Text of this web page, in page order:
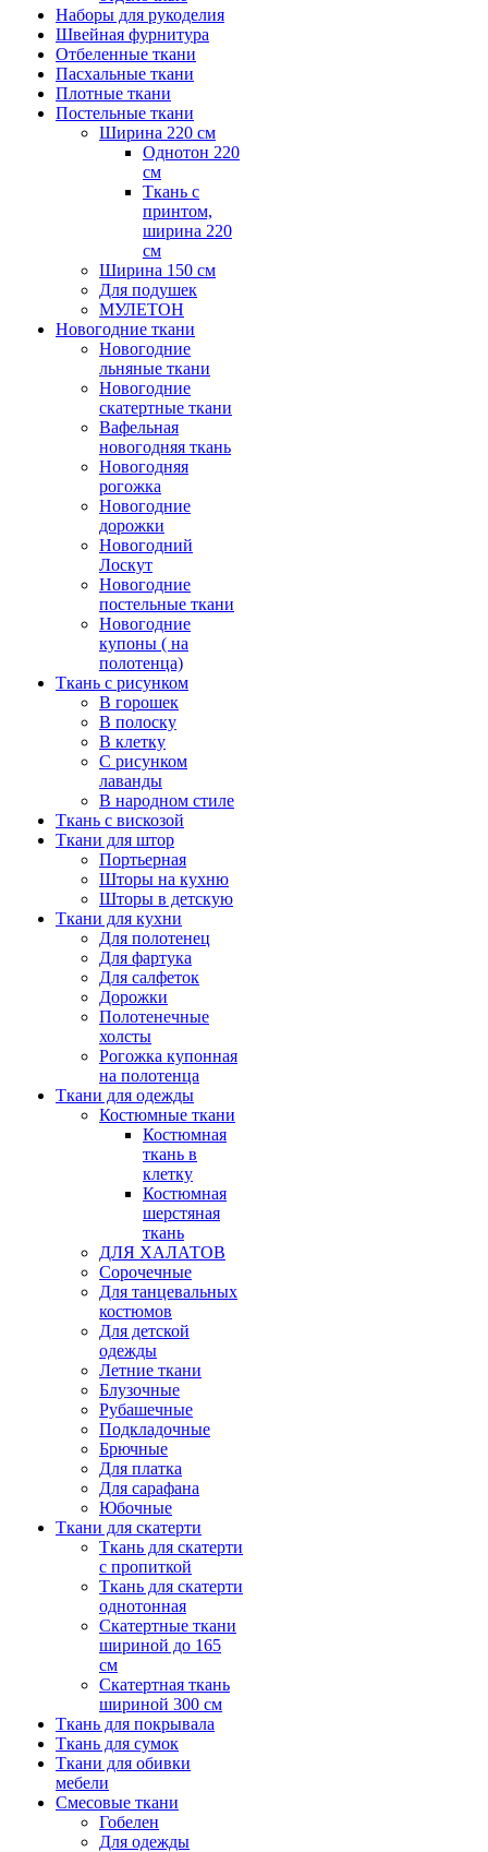
Наборы для рукоделия
Швейная фурнитура
Отбеленные ткани
Пасхальные ткани
Плотные ткани
Постельные ткани
Ширина 220 см
Однотон 220
см
Ткань с
принтом,
ширина 220
см
Ширина 150 см
Для подушек
МУЛЕТОН
Новогодние ткани
Новогодние
льняные ткани
Новогодние
скатертные ткани
Вафельная
новогодняя ткань
Новогодняя
рогожка
Новогодние
дорожки
Новогодний
Лоскут
Новогодние
постельные ткани
Новогодние
купоны ( на
полотенца)
Ткань с рисунком
В горошек
В полоску
В клетку
С рисунком
лаванды
В народном стиле
Ткань с вискозой
Ткани для штор
Портьерная
Шторы на кухню
Шторы в детскую
Ткани для кухни
Для полотенец
Для фартука
Для салфеток
Дорожки
Полотенечные
холсты
Рогожка купонная
на полотенца
Ткани для одежды
Костюмные ткани
Костюмная
ткань в
клетку
Костюмная
шерстяная
ткань
ДЛЯ ХАЛАТОВ
Сорочечные
Для танцевальных
костюмов
Для детской
одежды
Летние ткани
Блузочные
Рубашечные
Подкладочные
Брючные
Для платка
Для сарафана
Юбочные
Ткани для скатерти
Ткань для скатерти
с пропиткой
Ткань для скатерти
однотонная
Скатертные ткани
шириной до 165
см
Скатертная ткань
шириной 300 см
Ткань для покрывала
Ткань для сумок
Ткани для обивки
мебели
Смесовые ткани
Гобелен
Для одежды